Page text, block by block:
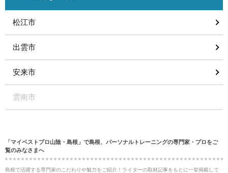
松江市
出雲市
安来市
雲南市
「マイベストプロ山陰・島根」で島根、パーソナルトレーニングの専門家・プロをご
覧のみなさまへ
島根で活躍する専門家のこだわりや魅力をご紹介！ライターの取材記事をもとに一挙掲載して